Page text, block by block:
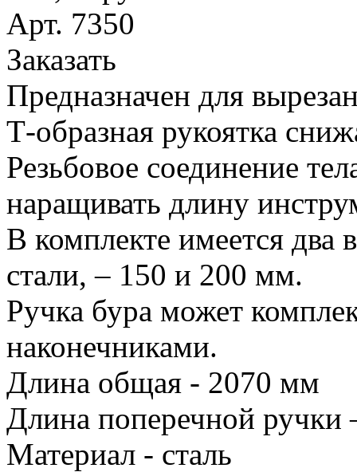
Арт. 7350
Заказать
Предназначен для
Т-образная рукоятка
Резьбовое соединение
наращивать длину
В комплекте имеется два
стали, – 150 и 200 мм.
Ручка бура может
наконечниками.
Длина общая - 2070 мм
Длина поперечной ручки
Материал - сталь